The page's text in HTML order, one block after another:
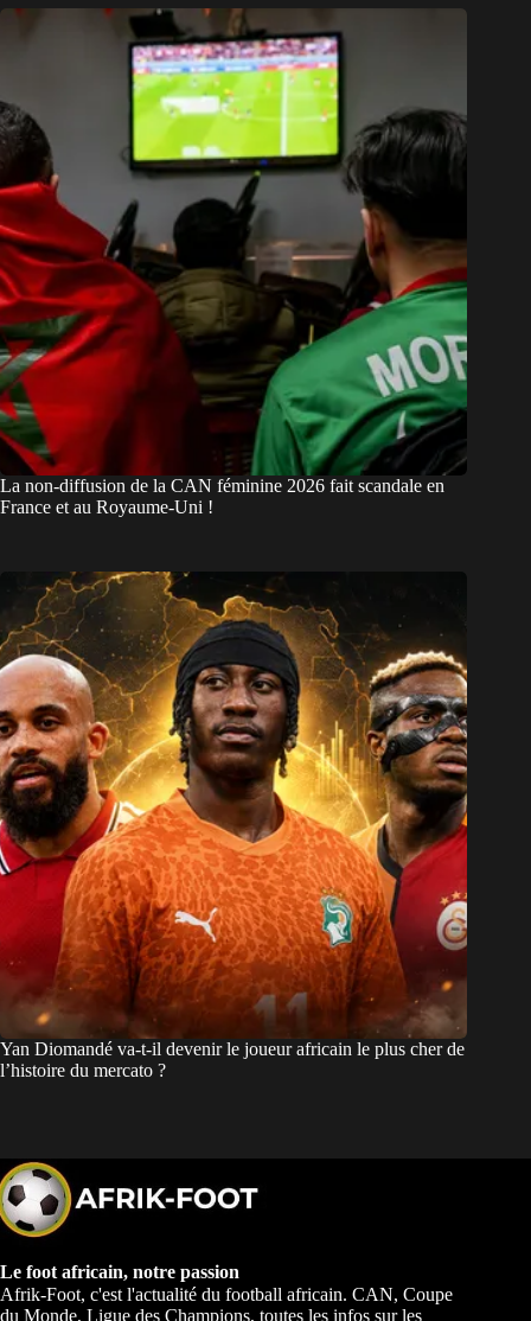
La non-diffusion de la CAN féminine 2026 fait scandale en
France et au Royaume-Uni !
Yan Diomandé va-t-il devenir le joueur africain le plus cher de
l’histoire du mercato ?
Le foot africain, notre passion
Afrik-Foot, c'est l'actualité du football africain. CAN, Coupe
du Monde, Ligue des Champions, toutes les infos sur les